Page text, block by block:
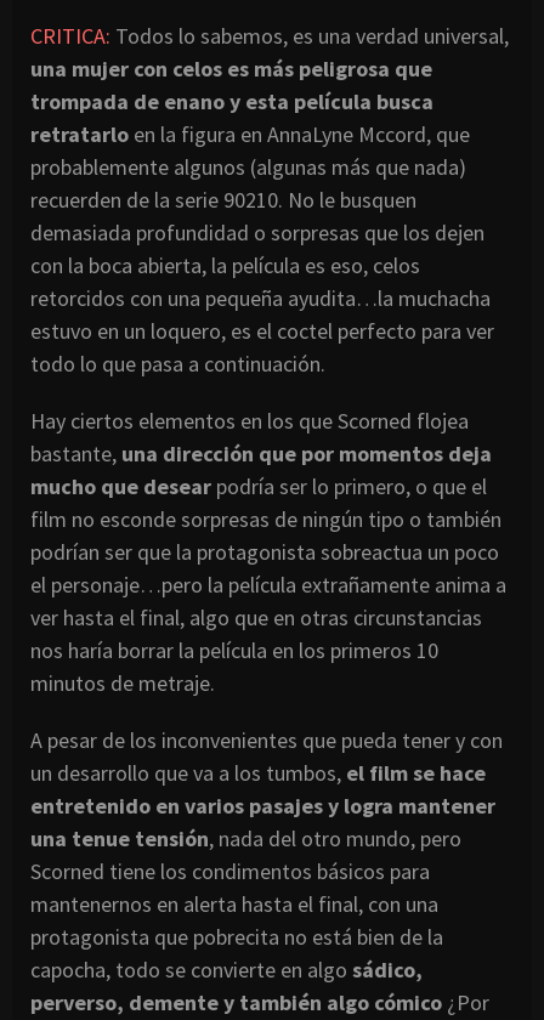
CRITICA: Todos lo sabemos, es una verdad universal,
una mujer con celos es más peligrosa que
trompada de enano y esta película busca
retratarlo en la figura en AnnaLyne Mccord, que
probablemente algunos (algunas más que nada)
recuerden de la serie 90210. No le busquen
demasiada profundidad o sorpresas que los dejen
con la boca abierta, la película es eso, celos
retorcidos con una pequeña ayudita…la muchacha
estuvo en un loquero, es el coctel perfecto para ver
todo lo que pasa a continuación.
Hay ciertos elementos en los que Scorned flojea
bastante, una dirección que por momentos deja
mucho que desear podría ser lo primero, o que el
film no esconde sorpresas de ningún tipo o también
podrían ser que la protagonista sobreactua un poco
el personaje…pero la película extrañamente anima a
ver hasta el final, algo que en otras circunstancias
nos haría borrar la película en los primeros 10
minutos de metraje.
A pesar de los inconvenientes que pueda tener y con
un desarrollo que va a los tumbos, el film se hace
entretenido en varios pasajes y logra mantener
una tenue tensión, nada del otro mundo, pero
Scorned tiene los condimentos básicos para
mantenernos en alerta hasta el final, con una
protagonista que pobrecita no está bien de la
capocha, todo se convierte en algo sádico,
perverso, demente y también algo cómico ¿Por